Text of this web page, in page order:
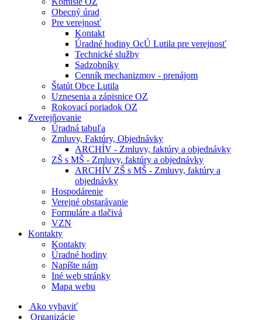
Obecný úrad
Pre verejnosť
Kontakt
Úradné hodiny OcÚ Lutila pre verejnosť
Technické služby
Sadzobníky
Cenník mechanizmov - prenájom
Štatút Obce Lutila
Uznesenia a zápisnice OZ
Rokovací poriadok OZ
Zverejňovanie
Úradná tabuľa
Zmluvy, Faktúry, Objednávky
ARCHÍV - Zmluvy, faktúry a objednávky
ZŠ s MŠ - Zmluvy, faktúry a objednávky
ARCHÍV ZŠ s MŠ - Zmluvy, faktúry a
objednávky
Hospodárenie
Verejné obstarávanie
Formuláre a tlačivá
VZN
Kontakty
Kontakty
Úradné hodiny
Napíšte nám
Iné web stránky
Mapa webu
Ako vybaviť
Organizácie